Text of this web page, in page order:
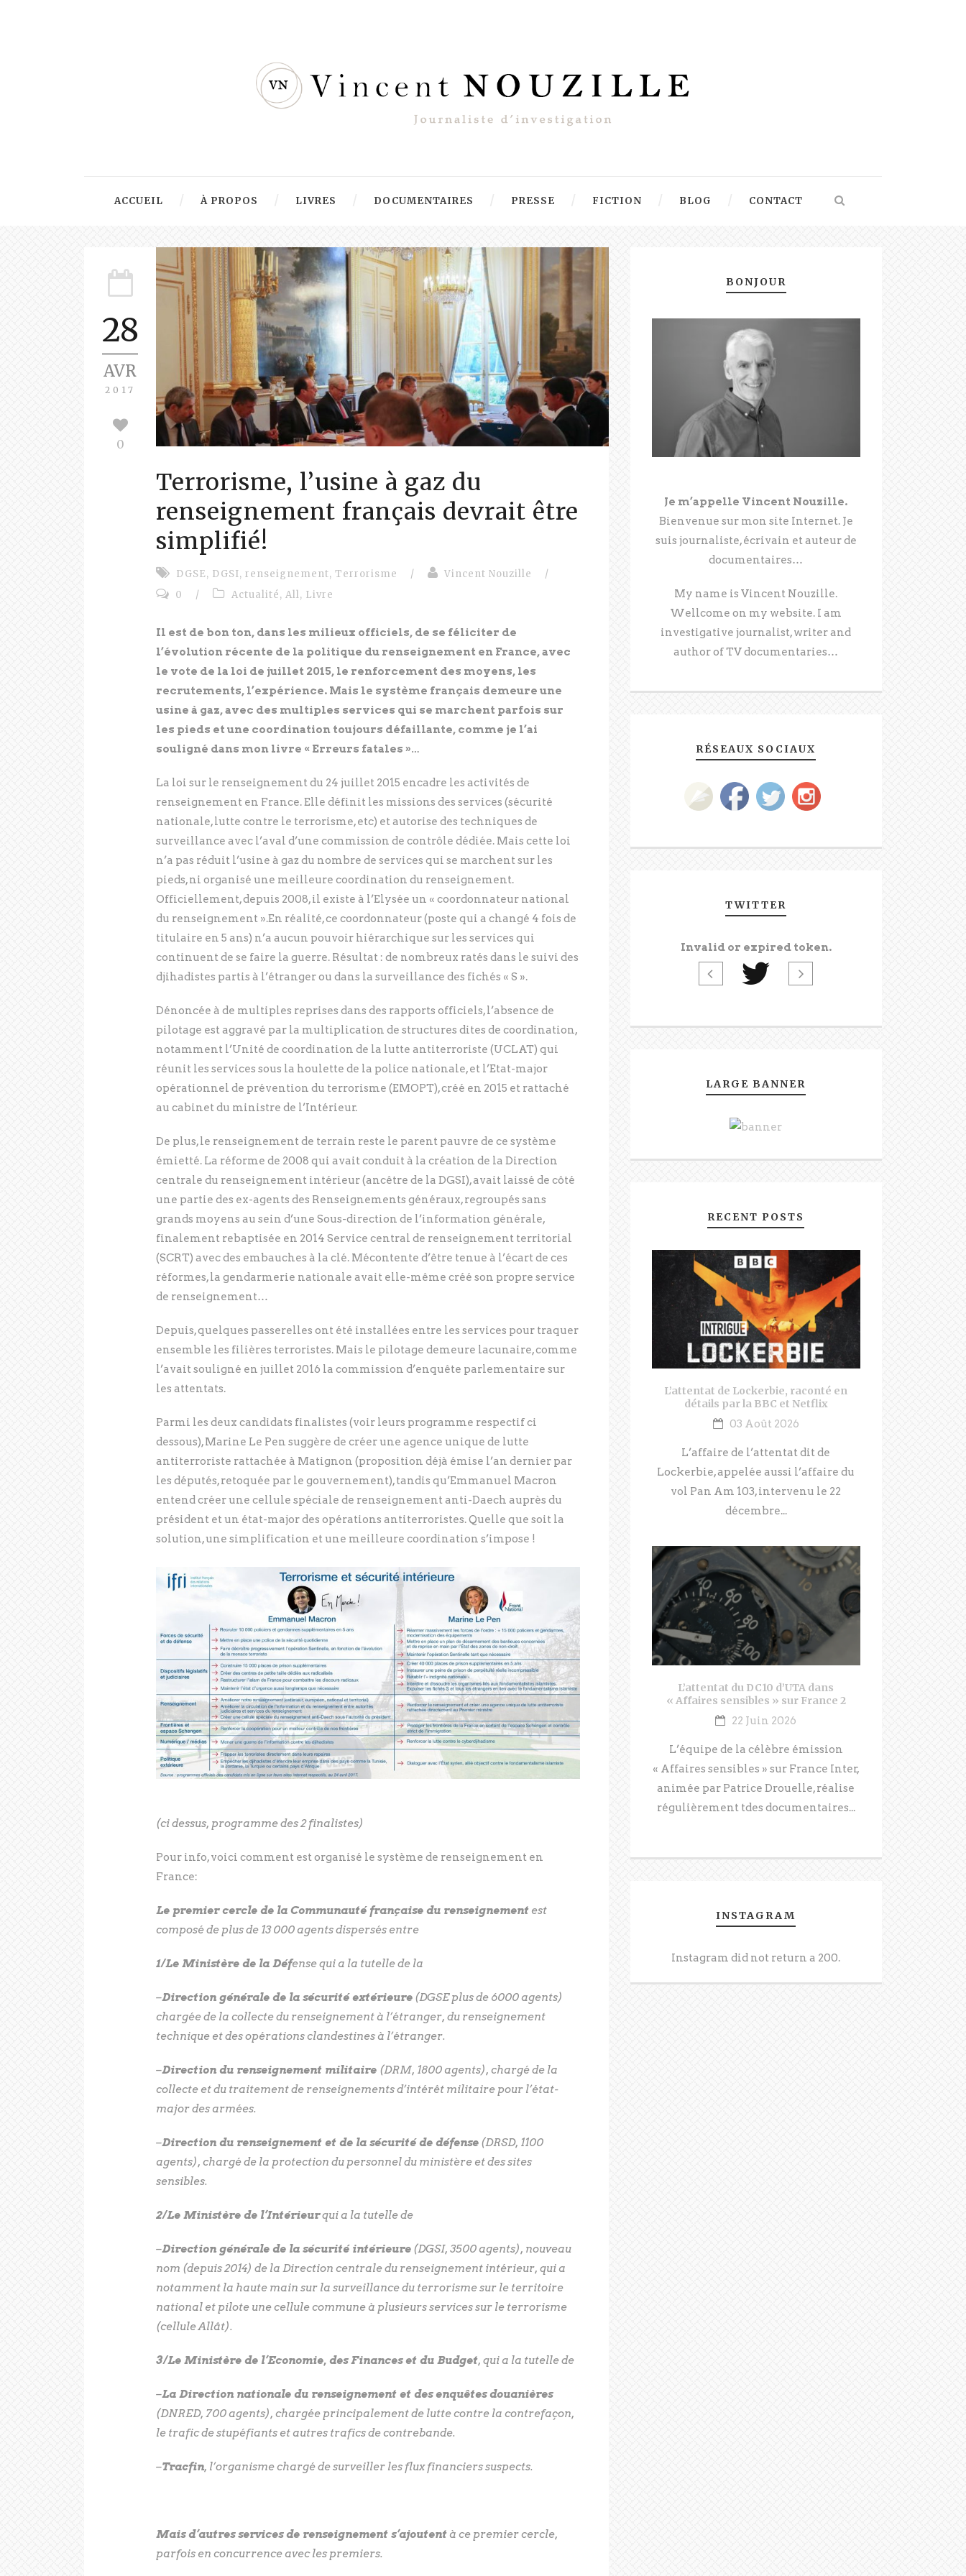
ACCUEIL À PROPOS LIVRES DOCUMENTAIRES PRESSE FICTION BLOG CONTACT
28
AVR
2017
0
Terrorisme, l’usine à gaz du
renseignement français devrait être
simplifié!
DGSE, DGSI, renseignement, Terrorisme / Vincent Nouzille
/
0
/ Actualité, All, Livre
Il est de bon ton, dans les milieux officiels, de se féliciter de
l’évolution récente de la politique du renseignement en France, avec
le vote de la loi de juillet 2015, le renforcement des moyens, les
recrutements, l’expérience. Mais le système français demeure une
usine à gaz, avec des multiples services qui se marchent parfois sur
les pieds et une coordination toujours défaillante, comme je l’ai
souligné dans mon livre « Erreurs fatales »…
La loi sur le renseignement du 24 juillet 2015 encadre les activités de
renseignement en France. Elle définit les missions des services (sécurité
nationale, lutte contre le terrorisme, etc) et autorise des techniques de
surveillance avec l’aval d’une commission de contrôle dédiée. Mais cette loi
n’a pas réduit l’usine à gaz du nombre de services qui se marchent sur les
pieds, ni organisé une meilleure coordination du renseignement.
Officiellement, depuis 2008, il existe à l’Elysée un « coordonnateur national
du renseignement ».En réalité, ce coordonnateur (poste qui a changé 4 fois de
titulaire en 5 ans) n’a aucun pouvoir hiérarchique sur les services qui
continuent de se faire la guerre. Résultat : de nombreux ratés dans le suivi des
djihadistes partis à l’étranger ou dans la surveillance des fichés « S ».
Dénoncée à de multiples reprises dans des rapports officiels, l’absence de
pilotage est aggravé par la multiplication de structures dites de coordination,
notamment l’Unité de coordination de la lutte antiterroriste (UCLAT) qui
réunit les services sous la houlette de la police nationale, et l’Etat-major
opérationnel de prévention du terrorisme (EMOPT), créé en 2015 et rattaché
au cabinet du ministre de l’Intérieur.
De plus, le renseignement de terrain reste le parent pauvre de ce système
émietté. La réforme de 2008 qui avait conduit à la création de la Direction
centrale du renseignement intérieur (ancêtre de la DGSI), avait laissé de côté
une partie des ex-agents des Renseignements généraux, regroupés sans
grands moyens au sein d’une Sous-direction de l’information générale,
finalement rebaptisée en 2014 Service central de renseignement territorial
(SCRT) avec des embauches à la clé. Mécontente d’être tenue à l’écart de ces
réformes, la gendarmerie nationale avait elle-même créé son propre service
de renseignement…
Depuis, quelques passerelles ont été installées entre les services pour traquer
ensemble les filières terroristes. Mais le pilotage demeure lacunaire, comme
l’avait souligné en juillet 2016 la commission d’enquête parlementaire sur
les attentats.
Parmi les deux candidats finalistes (voir leurs programme respectif ci
dessous), Marine Le Pen suggère de créer une agence unique de lutte
antiterroriste rattachée à Matignon (proposition déjà émise l’an dernier par
les députés, retoquée par le gouvernement), tandis qu’Emmanuel Macron
entend créer une cellule spéciale de renseignement anti-Daech auprès du
président et un état-major des opérations antiterroristes. Quelle que soit la
solution, une simplification et une meilleure coordination s’impose !
(ci dessus, programme des 2 finalistes)
Pour info, voici comment est organisé le système de renseignement en
France:
Le premier cercle de la Communauté française du renseignement est
composé de plus de 13 000 agents dispersés entre
1/Le Ministère de la Défense qui a la tutelle de la
–Direction générale de la sécurité extérieure (DGSE plus de 6000 agents)
chargée de la collecte du renseignement à l’étranger, du renseignement
technique et des opérations clandestines à l’étranger.
–Direction du renseignement militaire (DRM, 1800 agents), chargé de la
collecte et du traitement de renseignements d’intérêt militaire pour l’état-
major des armées.
–Direction du renseignement et de la sécurité de défense (DRSD, 1100
agents), chargé de la protection du personnel du ministère et des sites
sensibles.
2/Le Ministère de l’Intérieurqui a la tutelle de
–Direction générale de la sécurité intérieure (DGSI, 3500 agents), nouveau
nom (depuis 2014) de la Direction centrale du renseignement intérieur, qui a
notamment la haute main sur la surveillance du terrorisme sur le territoire
national et pilote une cellule commune à plusieurs services sur le terrorisme
(cellule Allât).
3/Le Ministère de l’Economie, des Finances et du Budget, qui a la tutelle de
–La Direction nationale du renseignement et des enquêtes douanières
(DNRED, 700 agents), chargée principalement de lutte contre la contrefaçon,
le trafic de stupéfiants et autres trafics de contrebande.
–Tracfin, l’organisme chargé de surveiller les flux financiers suspects.
Mais d’autres services de renseignement s’ajoutent à ce premier cercle,
parfois en concurrence avec les premiers.
BONJOUR
Je m’appelle Vincent Nouzille.
Bienvenue sur mon site Internet. Je
suis journaliste, écrivain et auteur de
documentaires…
My name is Vincent Nouzille.
Wellcome on my website. I am
investigative journalist, writer and
author of TV documentaries…
RÉSEAUX SOCIAUX
TWITTER
Invalid or expired token.
LARGE BANNER
RECENT POSTS
L’attentat de Lockerbie, raconté en
détails par la BBC et Netflix
03 Août 2026
L’affaire de l’attentat dit de
Lockerbie, appelée aussi l’affaire du
vol Pan Am 103, intervenu le 22
décembre...
L’attentat du DC10 d’UTA dans
« Affaires sensibles » sur France 2
22 Juin 2026
L’équipe de la célèbre émission
« Affaires sensibles » sur France Inter,
animée par Patrice Drouelle, réalise
régulièrement tdes documentaires...
INSTAGRAM
Instagram did not return a 200.